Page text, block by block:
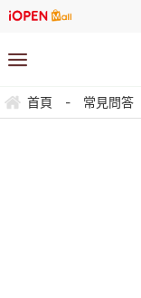
首頁 - 常見問答